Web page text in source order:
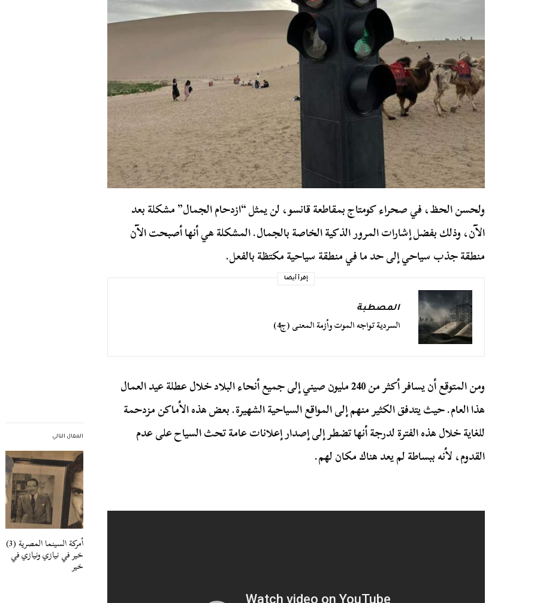
المقال التالي
أمركة السينما المصرية (3)
خير في نيازي ونيازي في
خير
ولحسن الحظ، في صحراء كومتاج بمقاطعة قانسو، لن يمثل “ازدحام الجمال” مشكلة بعد
الآن، وذلك بفضل إشارات المرور الذكية الخاصة بالجمال. المشكلة هي أنها أصبحت الآن
منطقة جذب سياحي إلى حد ما في منطقة سياحية مكتظة بالفعل.
إقرأ أيضا
المصطبة
السردية تواجه الموت وأزمة المعنى (ج4)
ومن المتوقع أن يسافر أكثر من 240 مليون صيني إلى جميع أنحاء البلاد خلال عطلة عيد العمال
هذا العام. حيث يتدفق الكثير منهم إلى المواقع السياحية الشهيرة. بعض هذه الأماكن مزدحمة
للغاية خلال هذه الفترة لدرجة أنها تضطر إلى إصدار إعلانات عامة تحث السياح على عدم
القدوم، لأنه ببساطة لم يعد هناك مكان لهم.